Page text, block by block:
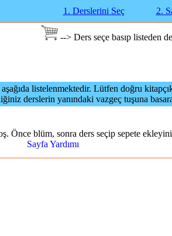
1. Derslerini Seç 2.
--> Ders seçe basıp listeden
listelenmektedir. Lütfen doğru
derslerin yanındaki vazgeç tuşuna
Önce blüm, sonra ders seçip sepete
Sayfa Yardımı